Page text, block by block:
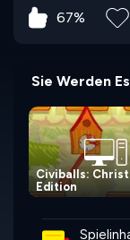
67%
Sie Werden
Civiballs:
Edition